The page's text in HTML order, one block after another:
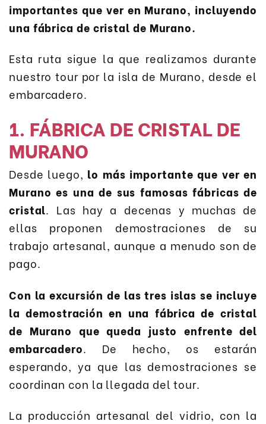
importantes que ver en Murano, incluyendo
una fábrica de cristal de Murano.
Esta ruta sigue la que realizamos durante
nuestro tour por la isla de Murano, desde el
embarcadero.
1. FÁBRICA DE CRISTAL DE
MURANO
Desde luego, lo más importante que ver en
Murano es una de sus famosas fábricas de
cristal. Las hay a decenas y muchas de
ellas proponen demostraciones de su
trabajo artesanal, aunque a menudo son de
pago.
Con la excursión de las tres islas se incluye
la demostración en una fábrica de cristal
de Murano que queda justo enfrente del
embarcadero. De hecho, os estarán
esperando, ya que las demostraciones se
coordinan con la llegada del tour.
La producción artesanal del vidrio, con la